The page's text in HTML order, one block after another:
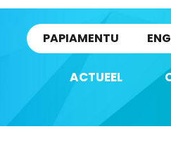
PAPIAMENTU
ACTUEEL